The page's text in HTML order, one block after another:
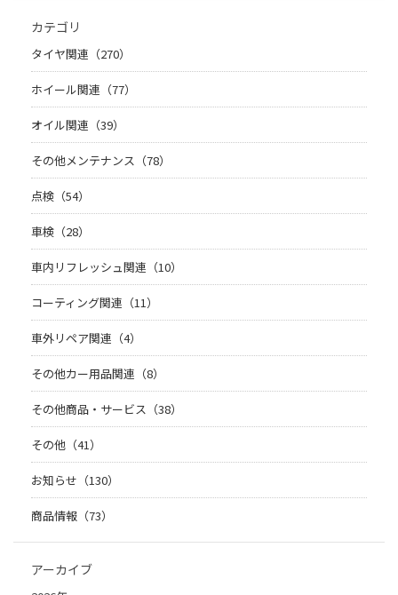
カテゴリ
タイヤ関連（270）
ホイール関連（77）
オイル関連（39）
その他メンテナンス（78）
点検（54）
車検（28）
車内リフレッシュ関連（10）
コーティング関連（11）
車外リペア関連（4）
その他カー用品関連（8）
その他商品・サービス（38）
その他（41）
お知らせ（130）
商品情報（73）
アーカイブ